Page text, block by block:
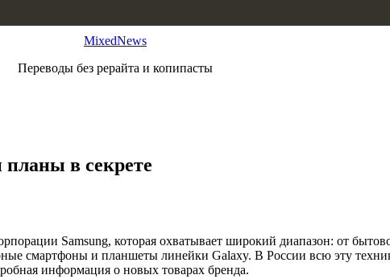
MixedNews
Переводы без рерайта и копипасты
планы в секрете
Samsung, которая охватывает широкий диапазон: от
смартфоны и планшеты линейки Galaxy. В России всю эту
информация о новых товарах бренда.